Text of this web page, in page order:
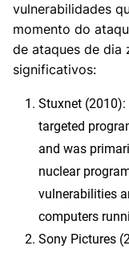
vulnerabilidades
momento do
de ataques de dia
significativos:
Stuxnet
targeted
and was
nuclear
vulnerabilities
computers
Sony Pictures